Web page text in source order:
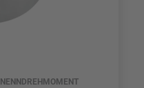
NENNDREHMOMENT